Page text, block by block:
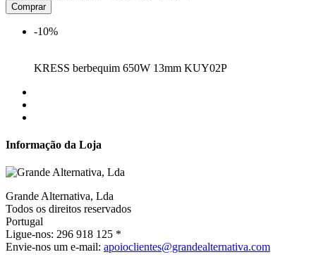
Comprar
-10%
KRESS berbequim 650W 13mm KUY02P
Informação da Loja
Grande Alternativa, Lda
Todos os direitos reservados
Portugal
Ligue-nos: 296 918 125 *
Envie-nos um e-mail: apoioclientes@grandealternativa.com